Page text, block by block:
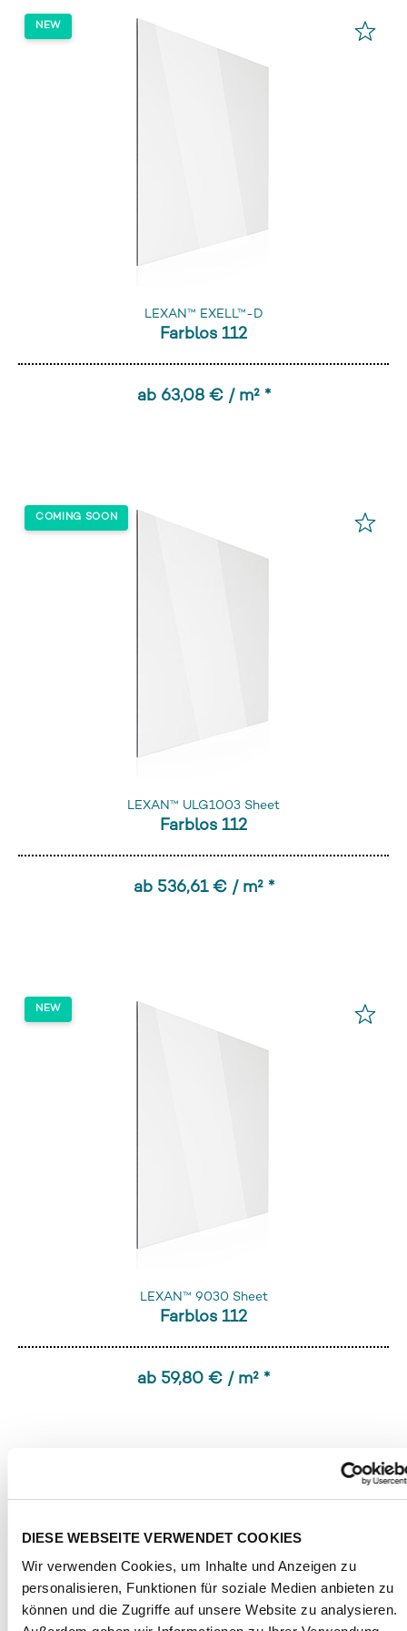
DIESE WEBSEITE VERWENDET COOKIES
Wir verwenden Cookies, um Inhalte und Anzeigen zu
personalisieren, Funktionen für soziale Medien anbieten zu
können und die Zugriffe auf unsere Website zu analysieren.
LEXAN™ EXELL™-D
Farblos 112
ab 63,08 € / m² *
LEXAN™ ULG1003 Sheet
Farblos 112
ab 536,61 € / m² *
LEXAN™ 9030 Sheet
Farblos 112
ab 59,80 € / m² *